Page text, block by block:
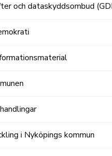
och dataskyddsombud
i Nyköpings kommun